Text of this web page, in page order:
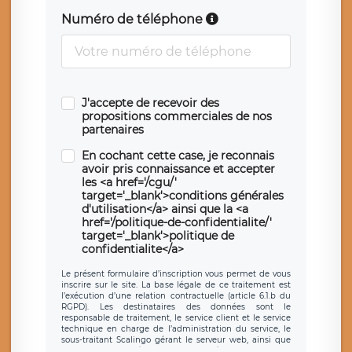
Numéro de téléphone
J'accepte de recevoir des
propositions commerciales de nos
partenaires
En cochant cette case, je reconnais
avoir pris connaissance et accepter
les <a href='/cgu/'
target='_blank'>conditions générales
d'utilisation</a> ainsi que la <a
href='/politique-de-confidentialite/'
target='_blank'>politique de
confidentialite</a>
Le présent formulaire d’inscription vous permet de vous
inscrire sur le site. La base légale de ce traitement est
l’exécution d’une relation contractuelle (article 6.1.b du
RGPD). Les destinataires des données sont le
responsable de traitement, le service client et le service
technique en charge de l’administration du service, le
sous-traitant Scalingo gérant le serveur web, ainsi que